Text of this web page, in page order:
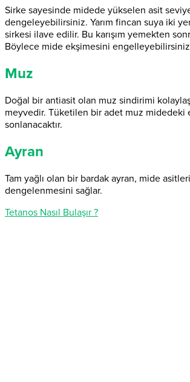
Sirke sayesinde midede yükselen asit
dengeleyebilirsiniz. Yarım fincan suya iki
sirkesi ilave edilir. Bu karışım yemekten
Böylece mide ekşimesini
Muz
Doğal bir antiasit olan muz sindirimi
meyvedir. Tüketilen bir adet muz midedeki
sonlanacaktır.
Ayran
Tam yağlı olan bir bardak ayran, mide
dengelenmesini sağlar.
Tetanos Nasıl Bulaşır ?